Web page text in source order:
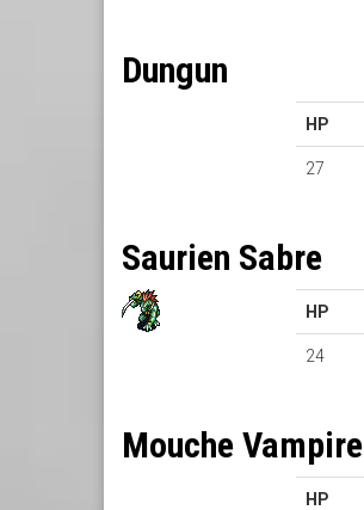
Dungun
HP
27
Saurien Sabre
HP
24
Mouche Vampire
HP